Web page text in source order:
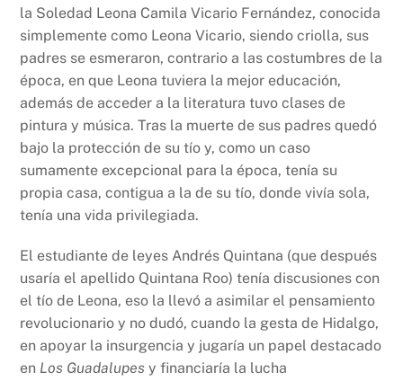
la Soledad Leona Camila Vicario Fernández, conocida
simplemente como Leona Vicario, siendo criolla, sus
padres se esmeraron, contrario a las costumbres de la
época, en que Leona tuviera la mejor educación,
además de acceder a la literatura tuvo clases de
pintura y música. Tras la muerte de sus padres quedó
bajo la protección de su tío y, como un caso
sumamente excepcional para la época, tenía su
propia casa, contigua a la de su tío, donde vivía sola,
tenía una vida privilegiada.
El estudiante de leyes Andrés Quintana (que después
usaría el apellido Quintana Roo) tenía discusiones con
el tío de Leona, eso la llevó a asimilar el pensamiento
revolucionario y no dudó, cuando la gesta de Hidalgo,
en apoyar la insurgencia y jugaría un papel destacado
en Los Guadalupes y financiaría la lucha